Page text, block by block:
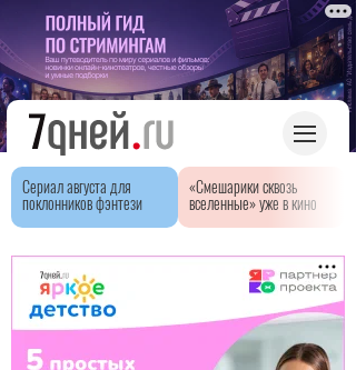
Сериал августа для
поклонников фэнтези
«Смешарики сквозь
вселенные» уже в кино